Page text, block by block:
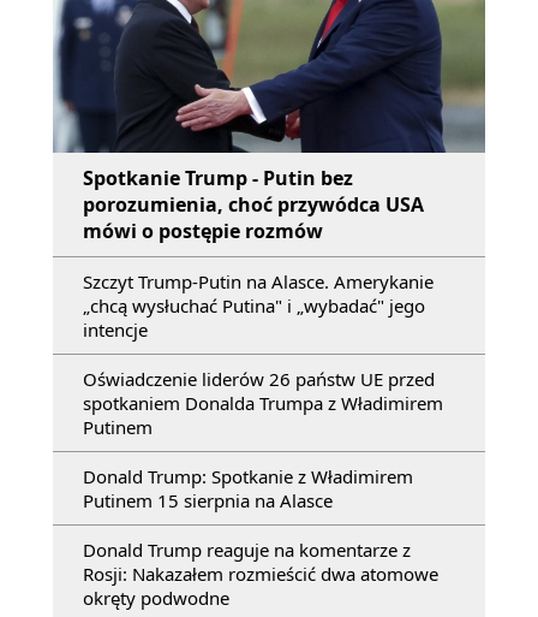
Spotkanie Trump - Putin bez
porozumienia, choć przywódca USA
mówi o postępie rozmów
Szczyt Trump-Putin na Alasce. Amerykanie
„chcą wysłuchać Putina" i „wybadać" jego
intencje
Oświadczenie liderów 26 państw UE przed
spotkaniem Donalda Trumpa z Władimirem
Putinem
Donald Trump: Spotkanie z Władimirem
Putinem 15 sierpnia na Alasce
Donald Trump reaguje na komentarze z
Rosji: Nakazałem rozmieścić dwa atomowe
okręty podwodne